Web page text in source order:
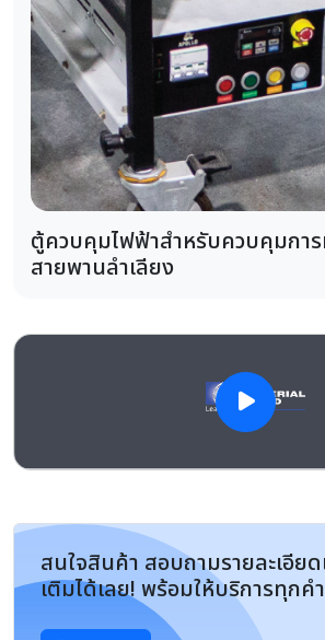
ตู้ควบคุมไฟฟ้าสำหรับควบคุมกา
สายพานลำเลียง
สนใจสินค้า สอบถามรายละเอีย
เติมได้เลย! พร้อมให้บริการทุกค